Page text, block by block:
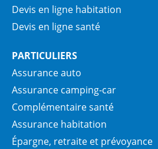
Devis en ligne habitation
Devis en ligne santé
PARTICULIERS
Assurance auto
Assurance camping-car
Complémentaire santé
Assurance habitation
Épargne, retraite et prévoyance